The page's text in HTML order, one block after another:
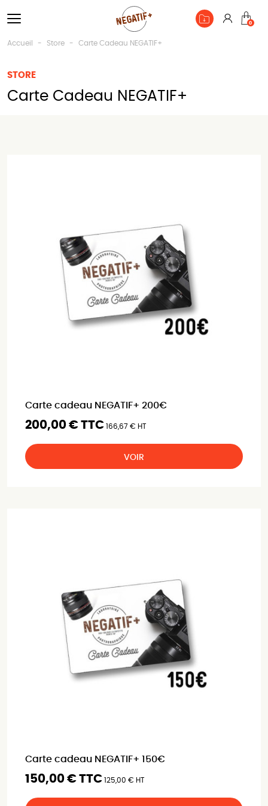
0
Accueil Store Carte Cadeau NEGATIF+
STORE
Carte Cadeau NEGATIF+
Carte cadeau NEGATIF+ 200€
200,00 € TTC 166,67 € HT
VOIR
Carte cadeau NEGATIF+ 150€
150,00 € TTC 125,00 € HT